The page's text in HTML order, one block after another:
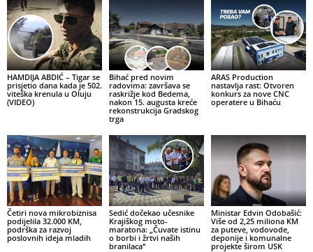
HAMDIJA ABDIĆ – Tigar se
prisjetio dana kada je 502.
viteška krenula u Oluju
(VIDEO)
Bihać pred novim
radovima: završava se
raskrižje kod Bedema,
nakon 15. augusta kreće
rekonstrukcija Gradskog
trga
ARAS Production
nastavlja rast: Otvoren
konkurs za nove CNC
operatere u Bihaću
Četiri nova mikrobiznisa
podijelila 32.000 KM,
podrška za razvoj
poslovnih ideja mladih
Sedić dočekao učesnike
Krajiškog moto-
maratona: „Čuvate istinu
o borbi i žrtvi naših
branilaca“
Ministar Edvin Odobašić:
Više od 2,25 miliona KM
za puteve, vodovode,
deponije i komunalne
projekte širom USK